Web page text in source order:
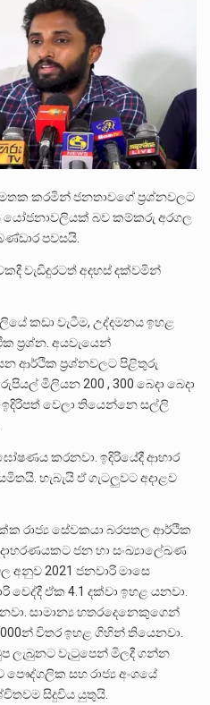
2011 වසරේදී දේශපාලන හා මානව හිමිකම් ක්‍රියාකාරීන් වන ලලිත්කුමාර් වීරරාජ් සහ කුගන් මුරුගානන්දන් යාපනයේදී අතුරුදන්…
කරමින් ජනතාවගේ ප්‍රශ්නවලට
යෝජනාවලියක් බව කම්කරු අරගල
පවසයි.
වැඩිදුරටත් අදහස් දක්වමින්
කඩා වැටීම, උද්දමනය ඉහළ
ප්‍රශ්න. අයවැයෙන්
ආර්ථික ප්‍රශ්නවලට පිළිතුරු
මිලියන 200 , 300 බෙදා බෙදා
වෙලා තියෙන්නෙ සල්ලි
කරනවා. ඉදිරියේදී ආහාර
හැබැයි ඒ ගැටලුවට අදාළව
රාජ්‍ය සේවකයා බරපතල ආර්ථික
ජන හා සංඛ්‍යාලේඛණ
අනුව 2021 ජනවාරි මාසෙ
වෙද්දී ඒක 4.1 දක්වා ඉහළ යනවා.
සාමාන්‍ය හතරදෙනෙකුගෙන්
විතර ඉහළ ගිහින් තියෙනවා.
ලැබුනට වැටුපෙන් මිලදී ගන්න
පෞද්ගලික සහ රාජ්‍ය අංශයේ
සිදුවිය යුතුයි.